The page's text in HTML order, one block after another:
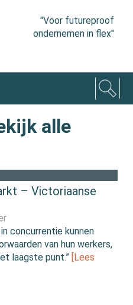
"Voor futureproof
ondernemen in flex"
alle
– Victoriaanse
concurrentie kunnen
van hun werkers,
laagste punt.” [Lees